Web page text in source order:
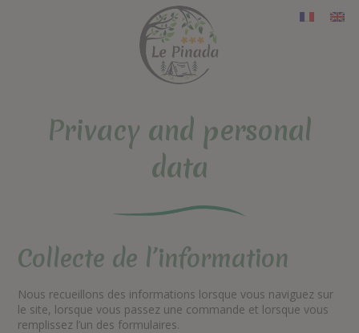
Privacy and personal
data
Collecte de l’information
Nous recueillons des informations lorsque vous naviguez sur
le site, lorsque vous passez une commande et lorsque vous
remplissez l’un des formulaires.